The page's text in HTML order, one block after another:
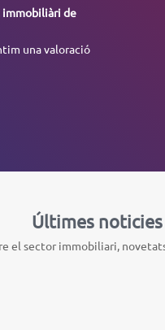
immobiliàri de
una valoració
Últimes
el sector immobiliari,